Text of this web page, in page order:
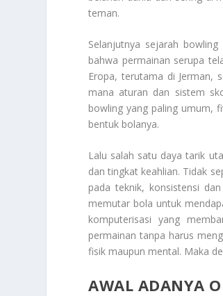
teman.
Selanjutnya sejarah
bahwa permainan serupa
Eropa, terutama di Jerman,
mana aturan dan sistem
bowling yang paling umum,
bentuk bolanya.
Lalu salah satu daya tarik
dan tingkat keahlian. Tidak
pada teknik, konsistensi
memutar bola untuk
komputerisasi yang
permainan tanpa harus
fisik maupun mental. Maka
AWAL ADANYA